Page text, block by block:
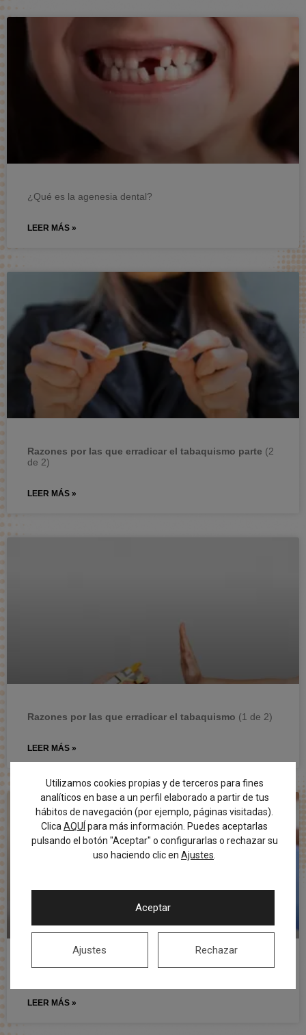
¿Qué es la agenesia dental?
LEER MÁS »
Razones por las que erradicar el tabaquismo parte (2
de 2)
LEER MÁS »
Razones por las que erradicar el tabaquismo (1 de 2)
LEER MÁS »
Debes saber esto sobre blanqueamientos dentales
LEER MÁS »
Utilizamos cookies propias y de terceros para fines
analíticos en base a un perfil elaborado a partir de tus
hábitos de navegación (por ejemplo, páginas visitadas).
Clica AQUÍ para más información. Puedes aceptarlas
pulsando el botón "Aceptar" o configurarlas o rechazar su
uso haciendo clic en Ajustes
Aceptar
Rechazar
Ajustes